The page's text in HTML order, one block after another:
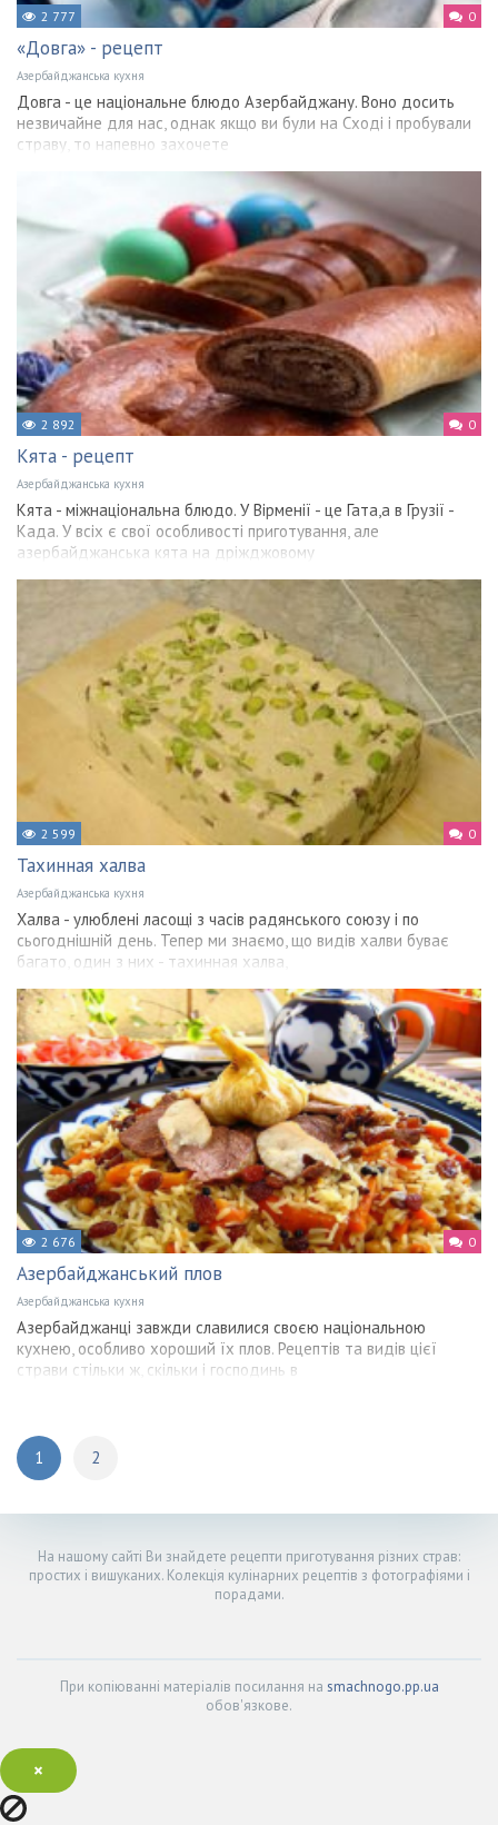
2 777 0
«Довга» - рецепт
Азербайджанська кухня
Довга - це національне блюдо Азербайджану. Воно досить
незвичайне для нас, однак якщо ви були на Сході і пробували
страву, то напевно захочете
2 892 0
Кята - рецепт
Азербайджанська кухня
Кята - міжнаціональна блюдо. У Вірменії - це Гата,а в Грузії -
Када. У всіх є свої особливості приготування, але
азербайджанська кята на дріжджовому
2 599 0
Тахинная халва
Азербайджанська кухня
Халва - улюблені ласощі з часів радянського союзу і по
сьогоднішній день. Тепер ми знаємо, що видів халви буває
багато, один з них - тахинная халва,
2 676 0
Азербайджанський плов
Азербайджанська кухня
Азербайджанці завжди славилися своєю національною
кухнею, особливо хороший їх плов. Рецептів та видів цієї
страви стільки ж, скільки і господинь в
1 2
На нашому сайті Ви знайдете рецепти приготування різних страв:
простих і вишуканих. Колекція кулінарних рецептів з фотографіями і
порадами.
При копіюванні матеріалів посилання на smachnogo.pp.ua
обов'язкове.
×